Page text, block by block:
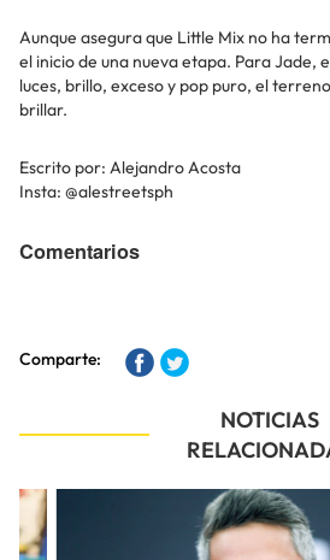
Aunque asegura que Little Mix no ha
el inicio de una nueva etapa. Para Jade,
luces, brillo, exceso y pop puro, el
brillar.
Escrito por: Alejandro Acosta
Insta: @alestreetsph
Comentarios
Comparte:
NOTICIAS